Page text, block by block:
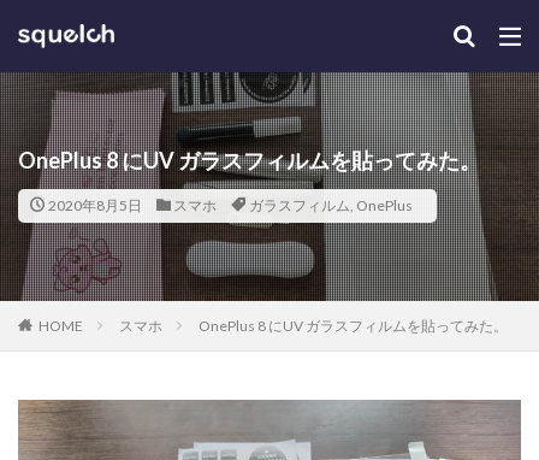
OnePlus 8 にUV ガラスフィルムを貼ってみた。
2020年8月5日 スマホ ガラスフィルム, OnePlus
HOME スマホ OnePlus 8 にUV ガラスフィルムを貼ってみた。